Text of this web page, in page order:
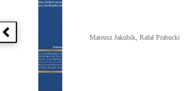
Poprzednia książka Mateusz Jakubik, Rafał Prabucki